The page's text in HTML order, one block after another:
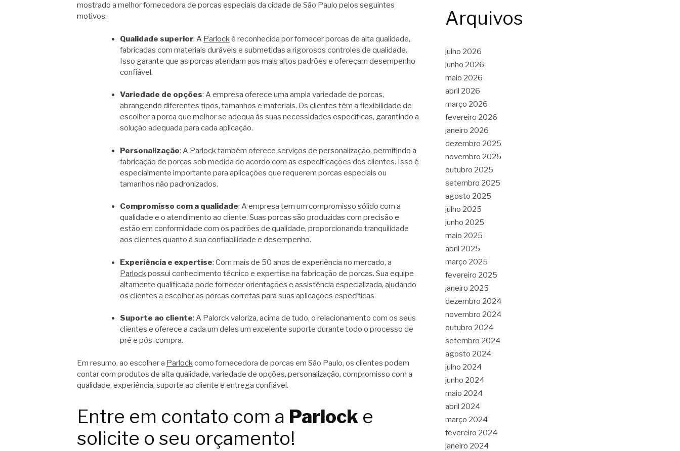
mostrado a melhor fornecedora de porcas especiais da cidade de São Paulo pelos seguintes
motivos:
Qualidade superior: A Parlocké reconhecida por fornecer porcas de alta qualidade,
fabricadas com materiais duráveis e submetidas a rigorosos controles de qualidade.
Isso garante que as porcas atendam aos mais altos padrões e ofereçam desempenho
confiável.
Variedade de opções: A empresa oferece uma ampla variedade de porcas,
abrangendo diferentes tipos, tamanhos e materiais. Os clientes têm a flexibilidade de
escolher a porca que melhor se adequa às suas necessidades específicas, garantindo a
solução adequada para cada aplicação.
Personalização: A Parlocktambém oferece serviços de personalização, permitindo a
fabricação de porcas sob medida de acordo com as especificações dos clientes. Isso é
especialmente importante para aplicações que requerem porcas especiais ou
tamanhos não padronizados.
Compromisso com a qualidade: A empresa tem um compromisso sólido com a
qualidade e o atendimento ao cliente. Suas porcas são produzidas com precisão e
estão em conformidade com os padrões de qualidade, proporcionando tranquilidade
aos clientes quanto à sua confiabilidade e desempenho.
Experiência e expertise: Com mais de 50 anos de experiência no mercado, a
Parlockpossui conhecimento técnico e expertise na fabricação de porcas. Sua equipe
altamente qualificada pode fornecer orientações e assistência especializada, ajudando
os clientes a escolher as porcas corretas para suas aplicações específicas.
Suporte ao cliente: A Palorck valoriza, acima de tudo, o relacionamento com os seus
clientes e oferece a cada um deles um excelente suporte durante todo o processo de
pré e pós-compra.
Em resumo, ao escolher a Parlockcomo fornecedora de porcas em São Paulo, os clientes podem
contar com produtos de alta qualidade, variedade de opções, personalização, compromisso com a
qualidade, experiência, suporte ao cliente e entrega confiável.
Entre em contato com a Parlock e
solicite o seu orçamento!
Arquivos
julho 2026
junho 2026
maio 2026
abril 2026
março 2026
fevereiro 2026
janeiro 2026
dezembro 2025
novembro 2025
outubro 2025
setembro 2025
agosto 2025
julho 2025
junho 2025
maio 2025
abril 2025
março 2025
fevereiro 2025
janeiro 2025
dezembro 2024
novembro 2024
outubro 2024
setembro 2024
agosto 2024
julho 2024
junho 2024
maio 2024
abril 2024
março 2024
fevereiro 2024
janeiro 2024